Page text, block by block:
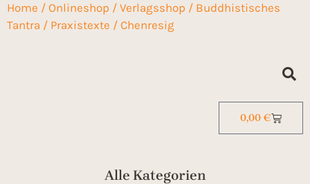
Chenresig
Home / Onlineshop / Verlagsshop / Buddhistisches
Tantra / Praxistexte / Chenresig
0,00€
Alle Kategorien